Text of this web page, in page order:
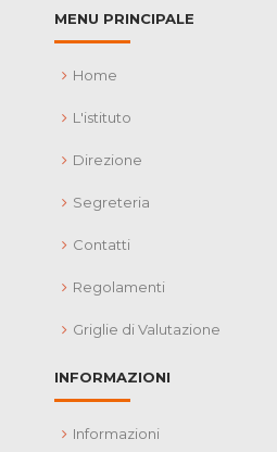
MENU PRINCIPALE
Home
L'istituto
Direzione
Segreteria
Contatti
Regolamenti
Griglie di Valutazione
INFORMAZIONI
Informazioni